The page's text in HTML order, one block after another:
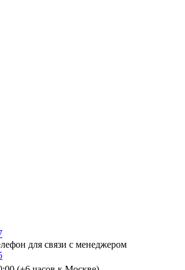
для связи с менеджером